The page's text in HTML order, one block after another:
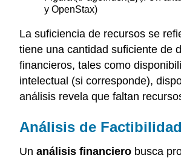
y OpenStax)
La suficiencia de recursos se
tiene una cantidad suficiente de
financieros, tales como
intelectual (si corresponde),
análisis revela que faltan
Análisis de
Un análisis financiero busca